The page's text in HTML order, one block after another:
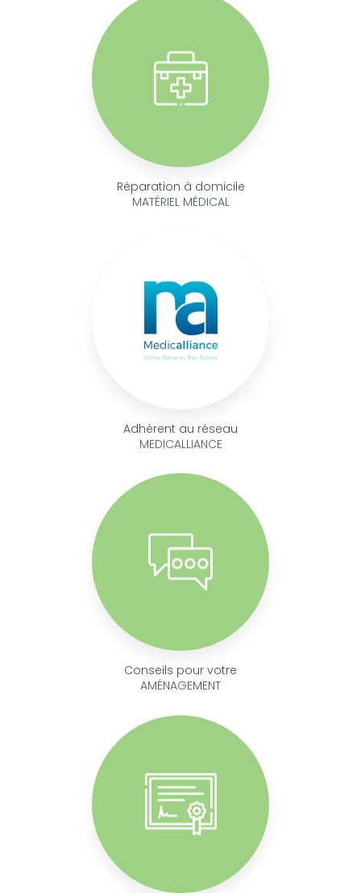
Réparation à domicile
MATÉRIEL MÉDICAL
Adhérent au réseau
MEDICALLIANCE
Conseils pour votre
AMÉNAGEMENT